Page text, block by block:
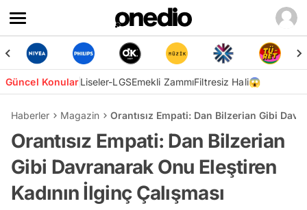
Güncel KonularLiseler-LGSEmekli ZammıFiltresiz Hali😱
Haberler Magazin Orantısız Empati: Dan Bilzerian Gibi
Orantısız Empati: Dan Bilzerian
Gibi Davranarak Onu Eleştiren
Kadının İlginç Çalışması